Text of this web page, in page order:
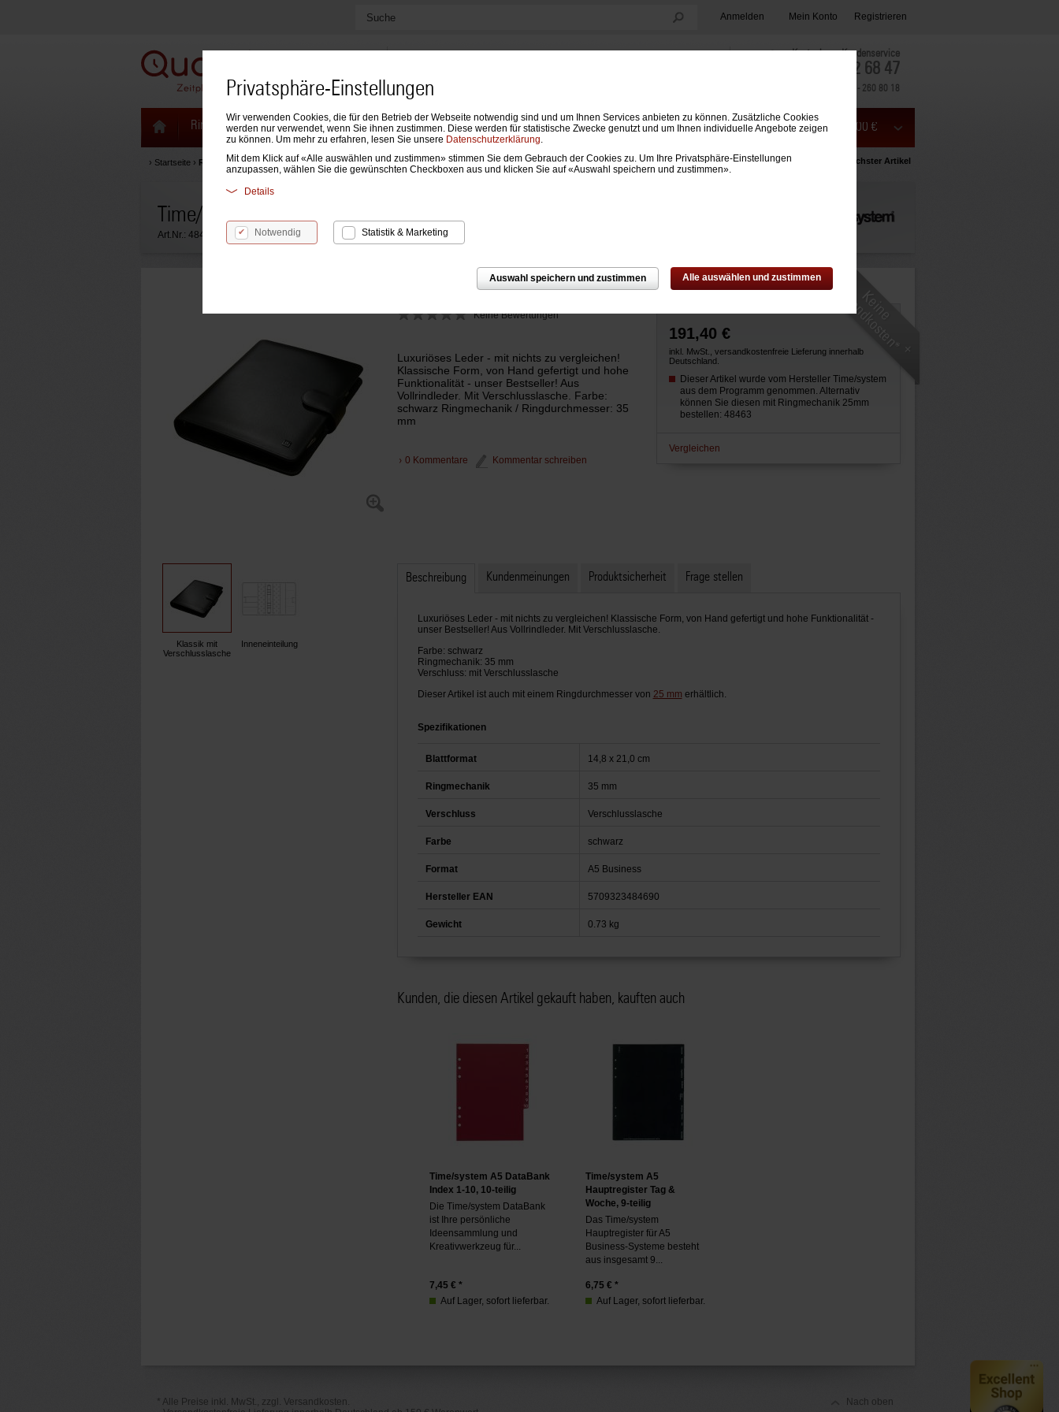
Privatsphäre-Einstellungen
Wir verwenden Cookies, die für den Betrieb der Webseite notwendig sind und um Ihnen Services anbieten zu können. Zusätzliche Cookies
werden nur verwendet, wenn Sie ihnen zustimmen. Diese werden für statistische Zwecke genutzt und um Ihnen individuelle Angebote zeigen
zu können. Um mehr zu erfahren, lesen Sie unsere Datenschutzerklärung.
Mit dem Klick auf «Alle auswählen und zustimmen» stimmen Sie dem Gebrauch der Cookies zu. Um Ihre Privatsphäre-Einstellungen
anzupassen, wählen Sie die gewünschten Checkboxen aus und klicken Sie auf «Auswahl speichern und zustimmen».
Details
Notwendig Statistik & Marketing
Auswahl speichern und zustimmen Alle auswählen und zustimmen
Suche Anmelden Mein Konto Registrieren
Kostenloser Kundenservice
0800 - 782 68 47
+49 7433 - 260 80 18
Ringbücher & Zeitplaner Kalendarien Formblätter & Einlagen Notizen, Mappen & Sonstiges Mein Warenkorb (0) 0,00 €
› Startseite› Ringbücher & Zeitplaner Zur Übersicht ‹ Vorheriger Artikel › Nächster Artikel
Time/system A5 Ringbuch Klassik mit Verschlusslasche, 35 mm
Art.Nr.: 48469
Keine Bewertungen
Luxuriöses Leder - mit nichts zu vergleichen!
Klassische Form, von Hand gefertigt und hohe
Funktionalität - unser Bestseller! Aus
Vollrindleder. Mit Verschlusslasche. Farbe:
schwarz Ringmechanik / Ringdurchmesser: 35
mm
0 Kommentare Kommentar schreiben
191,40 €
inkl. MwSt., versandkostenfreie Lieferung innerhalb
Deutschland.
Dieser Artikel wurde vom Hersteller Time/system
aus dem Programm genommen. Alternativ
können Sie diesen mit Ringmechanik 25mm
bestellen: 48463
Vergleichen
Klassik mit
Verschlusslasche
Inneneinteilung
Beschreibung Kundenmeinungen Produktsicherheit Frage stellen
Luxuriöses Leder - mit nichts zu vergleichen! Klassische Form, von Hand gefertigt und hohe Funktionalität -
unser Bestseller! Aus Vollrindleder. Mit Verschlusslasche.
Farbe: schwarz
Ringmechanik: 35 mm
Verschluss: mit Verschlusslasche
Dieser Artikel ist auch mit einem Ringdurchmesser von 25 mm erhältlich.
Spezifikationen
Blattformat 14,8 x 21,0 cm
Ringmechanik 35 mm
Verschluss Verschlusslasche
Farbe schwarz
Format A5 Business
Hersteller EAN 5709323484690
Gewicht 0.73 kg
Kunden, die diesen Artikel gekauft haben, kauften auch
Time/system A5 DataBank
Index 1-10, 10-teilig
Die Time/system DataBank
ist Ihre persönliche
Ideensammlung und
Kreativwerkzeug für...
7,45 € *
Auf Lager, sofort lieferbar.
Time/system A5
Hauptregister Tag &
Woche, 9-teilig
Das Time/system
Hauptregister für A5
Business-Systeme besteht
aus insgesamt 9...
6,75 € *
Auf Lager, sofort lieferbar.
* Alle Preise inkl. MwSt., zzgl. Versandkosten.
Nach oben